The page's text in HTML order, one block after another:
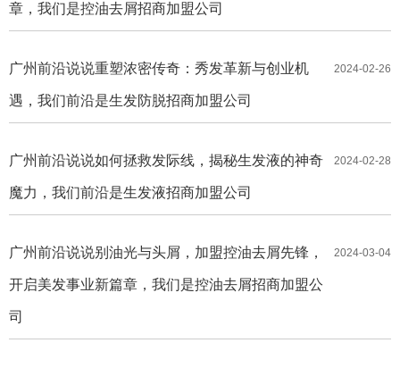
章，我们是控油去屑招商加盟公司
2024-02-26
广州前沿说说重塑浓密传奇：秀发革新与创业机
遇，我们前沿是生发防脱招商加盟公司
2024-02-28
广州前沿说说如何拯救发际线，揭秘生发液的神奇
魔力，我们前沿是生发液招商加盟公司
2024-03-04
广州前沿说说别油光与头屑，加盟控油去屑先锋，
开启美发事业新篇章，我们是控油去屑招商加盟公
司